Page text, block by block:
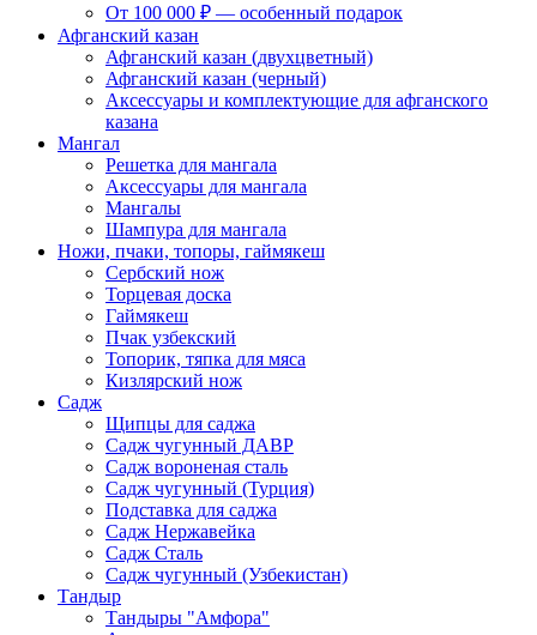
От 100 000 ₽ — особенный подарок
Афганский казан
Афганский казан (двухцветный)
Афганский казан (черный)
Аксессуары и комплектующие для афганского
казана
Мангал
Решетка для мангала
Аксессуары для мангала
Мангалы
Шампура для мангала
Ножи, пчаки, топоры, гаймякеш
Сербский нож
Торцевая доска
Гаймякеш
Пчак узбекский
Топорик, тяпка для мяса
Кизлярский нож
Садж
Щипцы для саджа
Садж чугунный ДАВР
Садж вороненая сталь
Садж чугунный (Турция)
Подставка для саджа
Садж Нержавейка
Садж Сталь
Садж чугунный (Узбекистан)
Тандыр
Тандыры "Амфора"